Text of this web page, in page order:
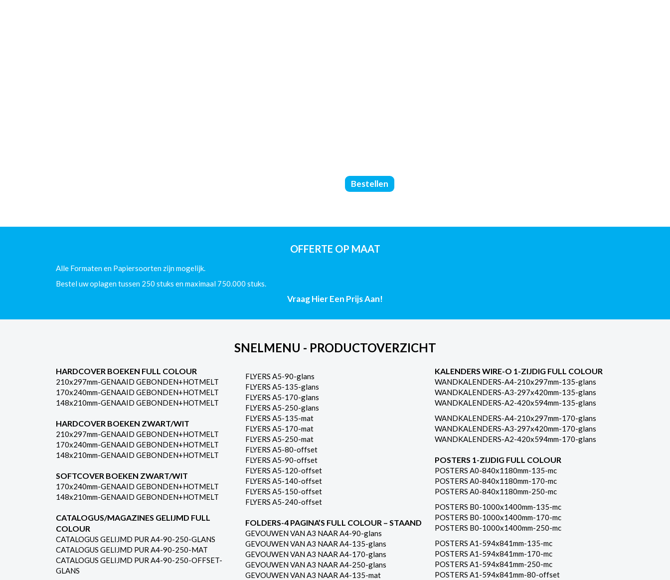
Brochures
Geniet
DIN
A4
12
Pagina's
Bestellen
OFFERTE OP MAAT
Alle Formaten en Papiersoorten zijn mogelijk.
Bestel uw oplagen tussen 250 stuks en maximaal 750.000 stuks.
Vraag Hier Een Prijs Aan!
SNELMENU - PRODUCTOVERZICHT
HARDCOVER BOEKEN FULL COLOUR
210x297mm-GENAAID GEBONDEN+HOTMELT
170x240mm-GENAAID GEBONDEN+HOTMELT
148x210mm-GENAAID GEBONDEN+HOTMELT
HARDCOVER BOEKEN ZWART/WIT
210x297mm-GENAAID GEBONDEN+HOTMELT
170x240mm-GENAAID GEBONDEN+HOTMELT
148x210mm-GENAAID GEBONDEN+HOTMELT
SOFTCOVER BOEKEN ZWART/WIT
170x240mm-GENAAID GEBONDEN+HOTMELT
148x210mm-GENAAID GEBONDEN+HOTMELT
CATALOGUS/MAGAZINES GELIJMD FULL
COLOUR
CATALOGUS GELIJMD PUR A4-90-250-GLANS
CATALOGUS GELIJMD PUR A4-90-250-MAT
CATALOGUS GELIJMD PUR A4-90-250-OFFSET-
GLANS
FLYERS A5-90-glans
FLYERS A5-135-glans
FLYERS A5-170-glans
FLYERS A5-250-glans
FLYERS A5-135-mat
FLYERS A5-170-mat
FLYERS A5-250-mat
FLYERS A5-80-offset
FLYERS A5-90-offset
FLYERS A5-120-offset
FLYERS A5-140-offset
FLYERS A5-150-offset
FLYERS A5-240-offset
FOLDERS-4 PAGINA’S FULL COLOUR – STAAND
GEVOUWEN VAN A3 NAAR A4-90-glans
GEVOUWEN VAN A3 NAAR A4-135-glans
GEVOUWEN VAN A3 NAAR A4-170-glans
GEVOUWEN VAN A3 NAAR A4-250-glans
GEVOUWEN VAN A3 NAAR A4-135-mat
KALENDERS WIRE-O 1-ZIJDIG FULL COLOUR
WANDKALENDERS-A4-210x297mm-135-glans
WANDKALENDERS-A3-297x420mm-135-glans
WANDKALENDERS-A2-420x594mm-135-glans
WANDKALENDERS-A4-210x297mm-170-glans
WANDKALENDERS-A3-297x420mm-170-glans
WANDKALENDERS-A2-420x594mm-170-glans
POSTERS 1-ZIJDIG FULL COLOUR
POSTERS A0-840x1180mm-135-mc
POSTERS A0-840x1180mm-170-mc
POSTERS A0-840x1180mm-250-mc
POSTERS B0-1000x1400mm-135-mc
POSTERS B0-1000x1400mm-170-mc
POSTERS B0-1000x1400mm-250-mc
POSTERS A1-594x841mm-135-mc
POSTERS A1-594x841mm-170-mc
POSTERS A1-594x841mm-250-mc
POSTERS A1-594x841mm-80-offset